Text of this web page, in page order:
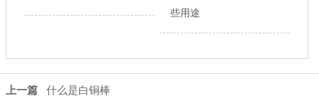
些用途
上一篇 什么是白铜棒